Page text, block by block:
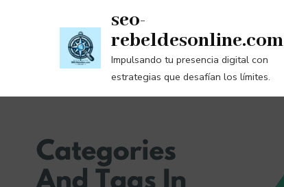
la
seo-
rebeldesonline.com
Impulsando tu presencia digital con
estrategias que desafían los límites.